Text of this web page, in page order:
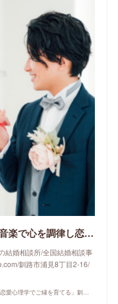
ショパン・マリアージュ（「音楽で心を調律し恋愛心理学でご縁を育てる」釧路市の結婚相談所）/ 全国結婚相談事業者連盟正規加盟店 / cherry-piano.com
結婚相談所/全国結婚相談事
釧路市浦見8丁目2-16/